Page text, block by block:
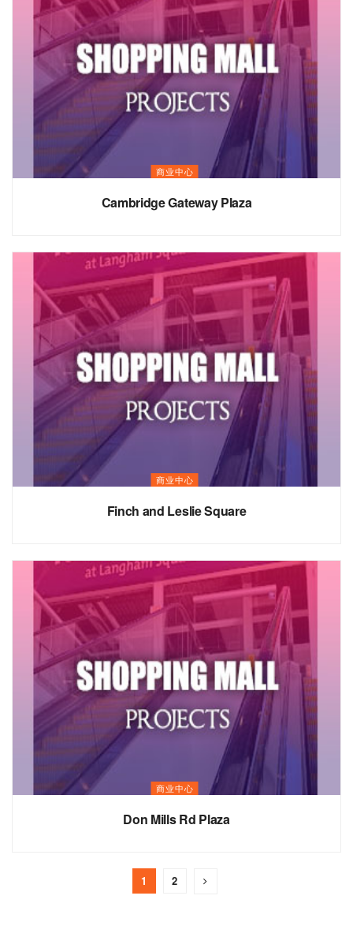
商业中心
Cambridge Gateway Plaza
商业中心
Finch and Leslie Square
商业中心
Don Mills Rd Plaza
1 2